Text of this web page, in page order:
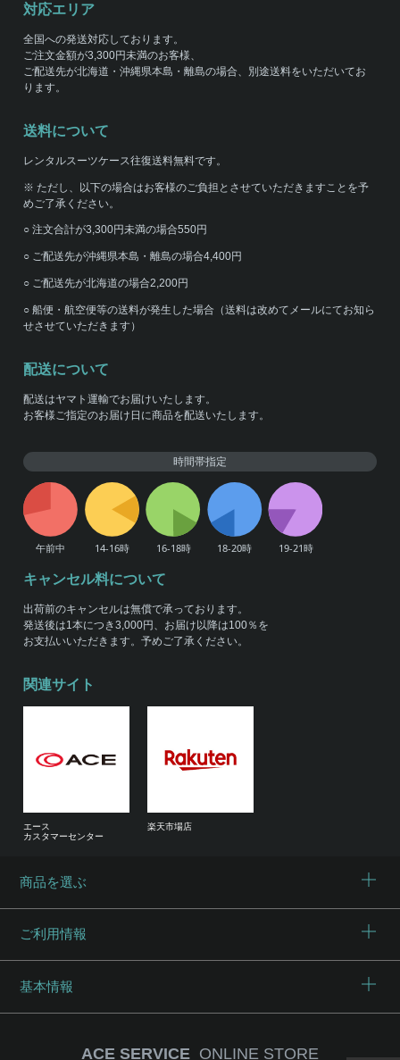
対応エリア
全国への発送対応しております。
ご注文金額が3,300円未満のお客様、
ご配送先が北海道・沖縄県本島・離島の場合、別途送料をいただいてお
ります。
送料について
レンタルスーツケース往復送料無料です。
※ ただし、以下の場合はお客様のご負担とさせていただきますことを予
めご了承ください。
○ 注文合計が3,300円未満の場合550円
○ ご配送先が沖縄県本島・離島の場合4,400円
○ ご配送先が北海道の場合2,200円
○ 船便・航空便等の送料が発生した場合（送料は改めてメールにてお知ら
せさせていただきます）
配送について
配送はヤマト運輸でお届けいたします。
お客様ご指定のお届け日に商品を配送いたします。
時間帯指定
キャンセル料について
出荷前のキャンセルは無償で承っております。
発送後は1本につき3,000円、お届け以降は100％を
お支払いいただきます。予めご了承ください。
関連サイト
エース
カスタマーセンター
楽天市場店
商品を選ぶ
ご利用情報
基本情報
ACE SERVICE ONLINE STORE